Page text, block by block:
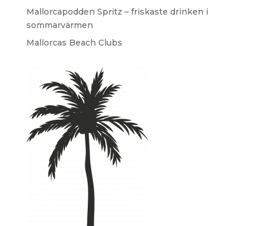
Mallorcapodden Spritz – friskaste drinken i
sommarvärmen
Mallorcas Beach Clubs